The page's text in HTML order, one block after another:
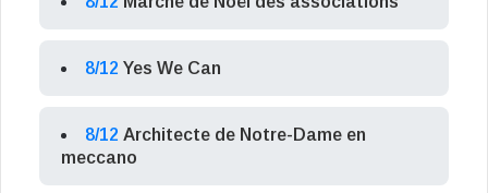
8/12 Yes We Can
8/12 Architecte de Notre-Dame en
meccano